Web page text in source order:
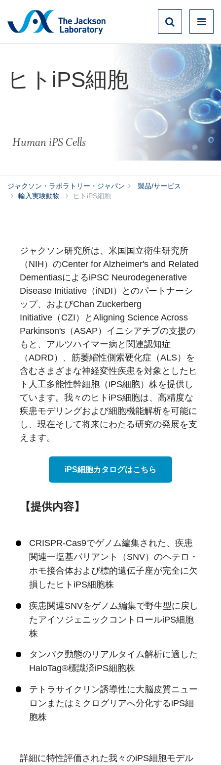
ヒトiPS細胞
Human iPS Cells
ジャクソン・ラボラトリー・ジャパン
製品/サービス
輸入実験動物
ヒトiPS細胞
ジャクソン研究所は、米国国立衛生研究所
（NIH）のCenter for Alzheimer's and Related
DementiasによるiPSC Neurodegenerative
Disease Initiative（iNDI）とのパートナーシ
ップ、およびChan Zuckerberg
Initiative（CZI）とAligning Science Across
Parkinson's（ASAP）イニシアチブの支援の
もと、アルツハイマー病と関連認知症
（ADRD）、筋萎縮性側索硬化症（ALS）を
含むさまざまな神経変性疾患を対象としたヒ
ト人工多能性幹細胞（iPS細胞）株を提供し
ています。我々のヒトiPS細胞は、高精度な
疾患モデリングおよび細胞機能解析を可能に
し、現在そして将来にわたる研究の発展を支
えます。
iPS細胞カタログはこちら
【提供内容】
CRISPR-Cas9でゲノム編集された、疾患
関連一塩基バリアント（SNV）のヘテロ・
ホモ接合体および標的遺伝子座が完全に欠
損したヒトiPS細胞株
疾患関連SNVをゲノム編集で野生型に戻し
たアイソジェニックコントロールiPS細胞
株
タンパク動態のリアルタイム解析に適した
HaloTag®標識済iPS細胞株
テトラサイクリン誘導性に大脳皮質ニュー
ロンまたはミクログリアへ分化するiPS細
胞株
詳細に特性評価された我々のiPS細胞モデル